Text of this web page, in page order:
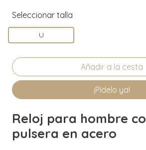
Seleccionar talla
U
¡Pídelo ya!
Reloj para hombre
pulsera en acero